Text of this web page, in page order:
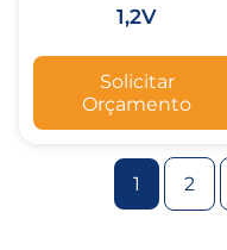
1,2V
Solicitar
Orçamento
1 2